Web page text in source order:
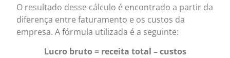
O resultado desse cálculo é encontrado a partir da
diferença entre faturamento e os custos da
empresa. A fórmula utilizada é a seguinte:
Lucro bruto = receita total – custos